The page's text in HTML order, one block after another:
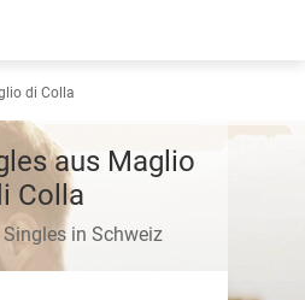
di Colla
aus Maglio
Colla
Singles in Schweiz